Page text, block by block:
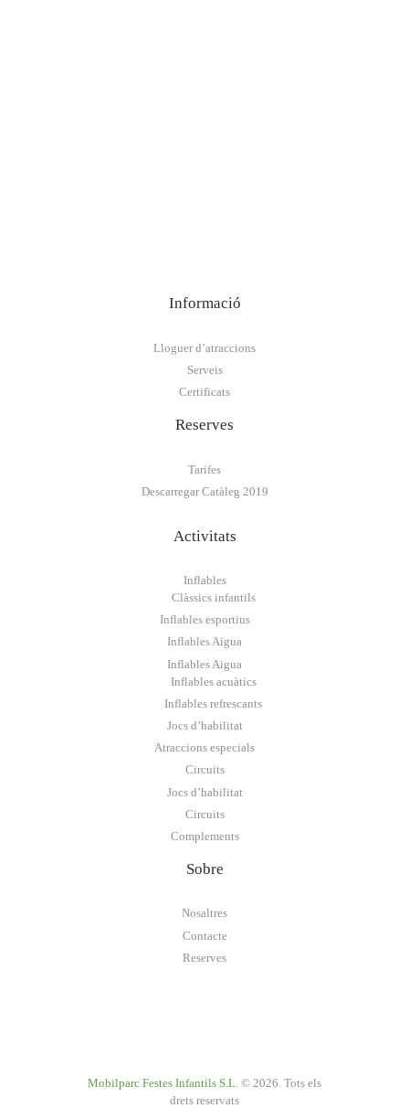
Informació
Lloguer d’atraccions
Serveis
Certificats
Reserves
Tarifes
Descarregar Catàleg 2019
Activitats
Inflables
Clàssics infantils
Inflables esportius
Inflables Aigua
Inflables Aigua
Inflables acuàtics
Inflables refrescants
Jocs d’habilitat
Atraccions especials
Circuits
Jocs d’habilitat
Circuits
Complements
Sobre
Nosaltres
Contacte
Reserves
Mobilparc Festes Infantils S.L. © 2026. Tots els
drets reservats